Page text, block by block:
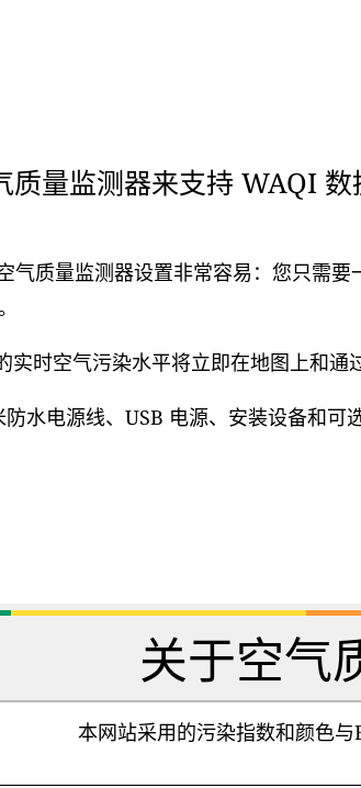
质量监测器来支持 WAQI 数
气质量监测器设置非常容易：您只需
实时空气污染水平将立即在地图上和通
水电源线、USB 电源、安装设备和可
关于空气
本网站采用的污染指数和颜色